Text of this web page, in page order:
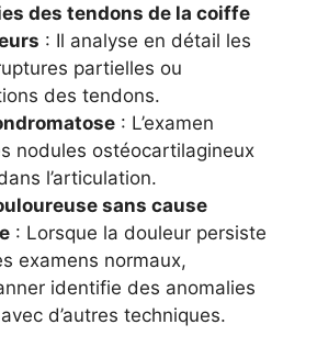
des tendons de la coiffe
: Il analyse en détail les
partielles ou
des tendons.
: L’examen
nodules ostéocartilagineux
l’articulation.
sans cause
: Lorsque la douleur persiste
examens normaux,
identifie des anomalies
d’autres techniques.